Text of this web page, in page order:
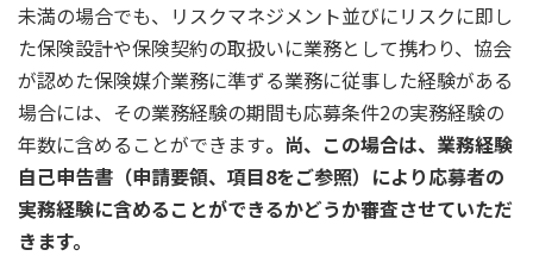
未満の場合でも、リスクマネジメント並びにリスクに即し
た保険設計や保険契約の取扱いに業務として携わり、協会
が認めた保険媒介業務に準ずる業務に従事した経験がある
場合には、その業務経験の期間も応募条件2の実務経験の
年数に含めることができます。尚、この場合は、業務経験
自己申告書（申請要領、項目8をご参照）により応募者の
実務経験に含めることができるかどうか審査させていただ
きます。